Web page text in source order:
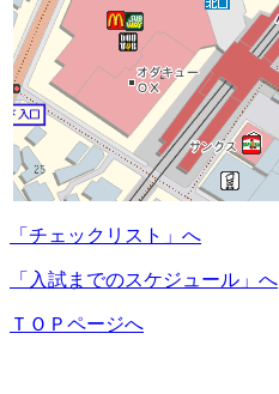
「チェックリスト」へ
「入試までのスケジュール」へ
ＴＯＰページへ